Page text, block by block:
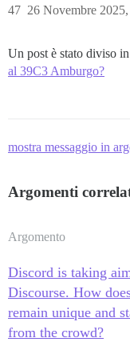
26 Novembre
47
Un post è stato diviso
al 39C3 Amburgo?
mostra messaggio in
Argomenti
Argomento
Discord is taking
Discourse. How
remain unique and
from the crowd?